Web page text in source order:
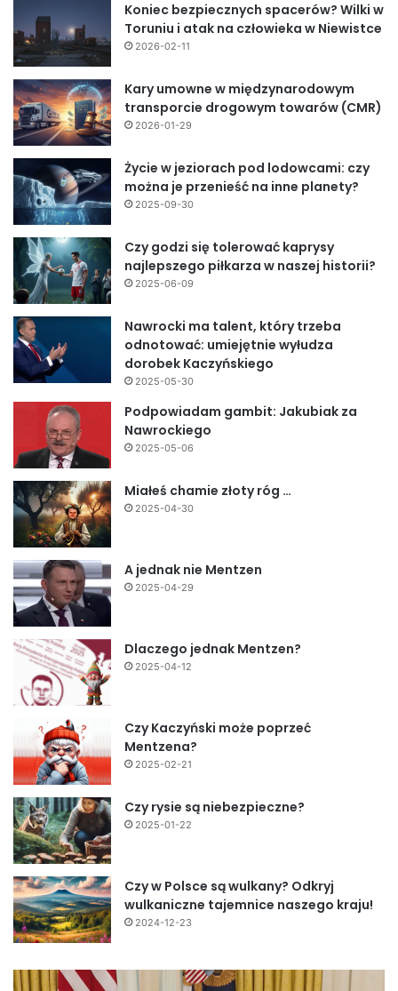
Koniec bezpiecznych spacerów? Wilki w
Toruniu i atak na człowieka w Niewistce
2026-02-11
Kary umowne w międzynarodowym
transporcie drogowym towarów (CMR)
2026-01-29
Życie w jeziorach pod lodowcami: czy
można je przenieść na inne planety?
2025-09-30
Czy godzi się tolerować kaprysy
najlepszego piłkarza w naszej historii?
2025-06-09
Nawrocki ma talent, który trzeba
odnotować: umiejętnie wyłudza
dorobek Kaczyńskiego
2025-05-30
Podpowiadam gambit: Jakubiak za
Nawrockiego
2025-05-06
Miałeś chamie złoty róg …
2025-04-30
A jednak nie Mentzen
2025-04-29
Dlaczego jednak Mentzen?
2025-04-12
Czy Kaczyński może poprzeć
Mentzena?
2025-02-21
Czy rysie są niebezpieczne?
2025-01-22
Czy w Polsce są wulkany? Odkryj
wulkaniczne tajemnice naszego kraju!
2024-12-23
Fundamentalny